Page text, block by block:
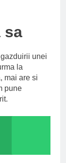
sa
unei
la
mai are si
pune